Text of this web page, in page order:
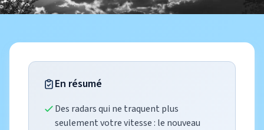
En résumé
Des radars qui ne traquent plus
seulement votre vitesse : le nouveau